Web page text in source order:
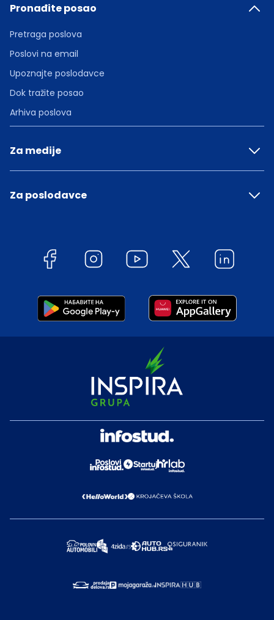
Pronađite posao
Pretraga poslova
Poslovi na email
Upoznajte poslodavce
Dok tražite posao
Arhiva poslova
Za medije
Za poslodavce